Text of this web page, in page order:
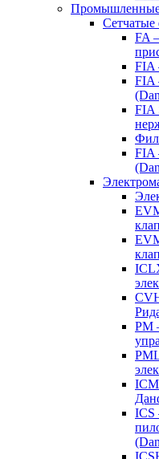
Промышленные
FA
FIA
FIA
FIA
FIA
PM
ICS